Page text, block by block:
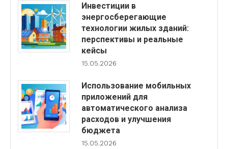
Инвестиции в
энергосберегающие
технологии жилых зданий:
перспективы и реальные
кейсы
15.05.2026
Использование мобильных
приложений для
автоматического анализа
расходов и улучшения
бюджета
15.05.2026